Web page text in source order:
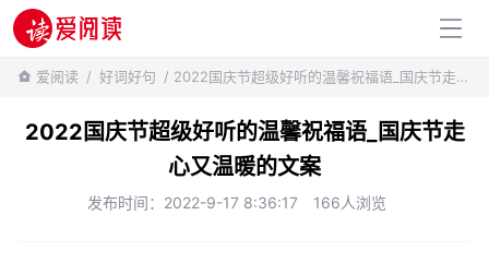
百科知识
爱阅读 / 好词好句 / 2022国庆节超级好听的温馨祝福语_国庆节走心又温暖的文案
2022国庆节超级好听的温馨祝福语_国庆节走
心又温暖的文案
发布时间：2022-9-17 8:36:17 166人浏览